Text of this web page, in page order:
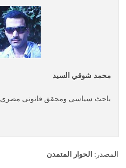
محمد شوقي السيد
باحث سياسي ومحقق قانوني مصري
المصدر: الحوار المتمدن